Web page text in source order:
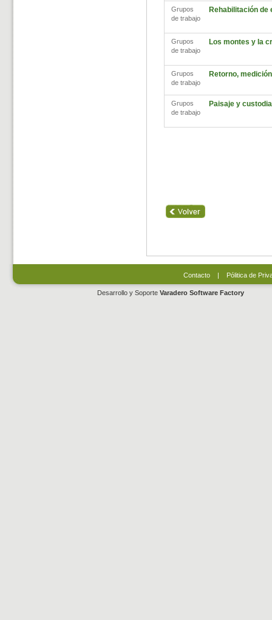
Grupos
de trabajo
Rehabilitación
Grupos
de trabajo
Los montes y la
Grupos
de trabajo
Retorno,
Grupos
de trabajo
Paisaje y
Contacto| Pólitica de
Desarrollo y Soporte Varadero Software Factory